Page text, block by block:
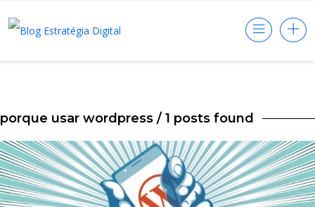
porque usar wordpress / 1 posts found